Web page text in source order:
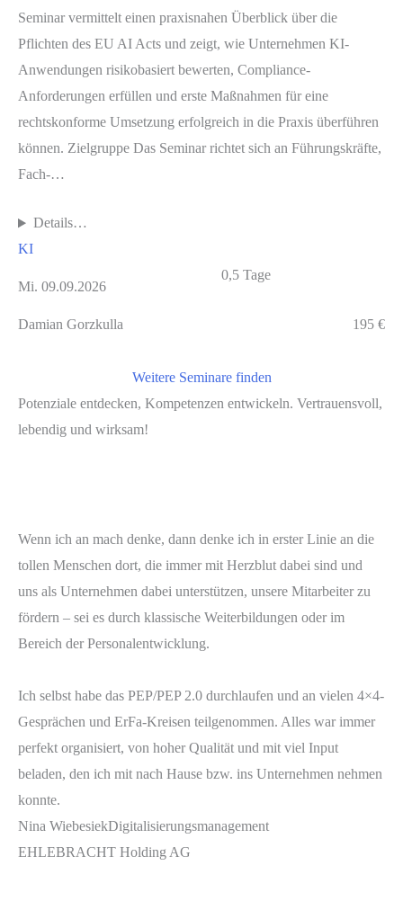
Seminar vermittelt einen praxisnahen Überblick über die
Pflichten des EU AI Acts und zeigt, wie Unternehmen KI-
Anwendungen risikobasiert bewerten, Compliance-
Anforderungen erfüllen und erste Maßnahmen für eine
rechtskonforme Umsetzung erfolgreich in die Praxis überführen
können. Zielgruppe Das Seminar richtet sich an Führungskräfte,
Fach-…
Details…
KI
Mi. 09.09.2026
0,5 Tage
Damian Gorzkulla 195 €
Weitere Seminare finden
Potenziale entdecken, Kompetenzen entwickeln. Vertrauensvoll,
lebendig und wirksam!
Wenn ich an mach denke, dann denke ich in erster Linie an die
tollen Menschen dort, die immer mit Herzblut dabei sind und
uns als Unternehmen dabei unterstützen, unsere Mitarbeiter zu
fördern – sei es durch klassische Weiterbildungen oder im
Bereich der Personalentwicklung.
Ich selbst habe das PEP/PEP 2.0 durchlaufen und an vielen 4×4-
Gesprächen und ErFa-Kreisen teilgenommen. Alles war immer
perfekt organisiert, von hoher Qualität und mit viel Input
beladen, den ich mit nach Hause bzw. ins Unternehmen nehmen
konnte.
Nina WiebesiekDigitalisierungsmanagement
EHLEBRACHT Holding AG